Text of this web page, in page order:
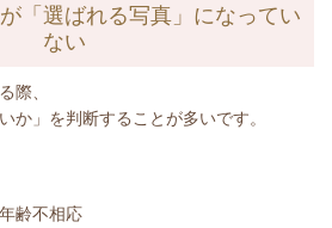
「選ばれる写真」になってい
ない
際、
か」を判断することが多いです。
齢不相応